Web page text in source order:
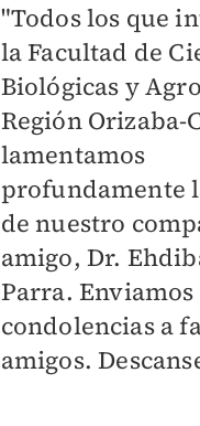
"Todos los que
la Facultad de
Biológicas y
Región Orizaba-
lamentamos
profundamente
de nuestro
amigo, Dr.
Parra.
condolencias a
amigos.